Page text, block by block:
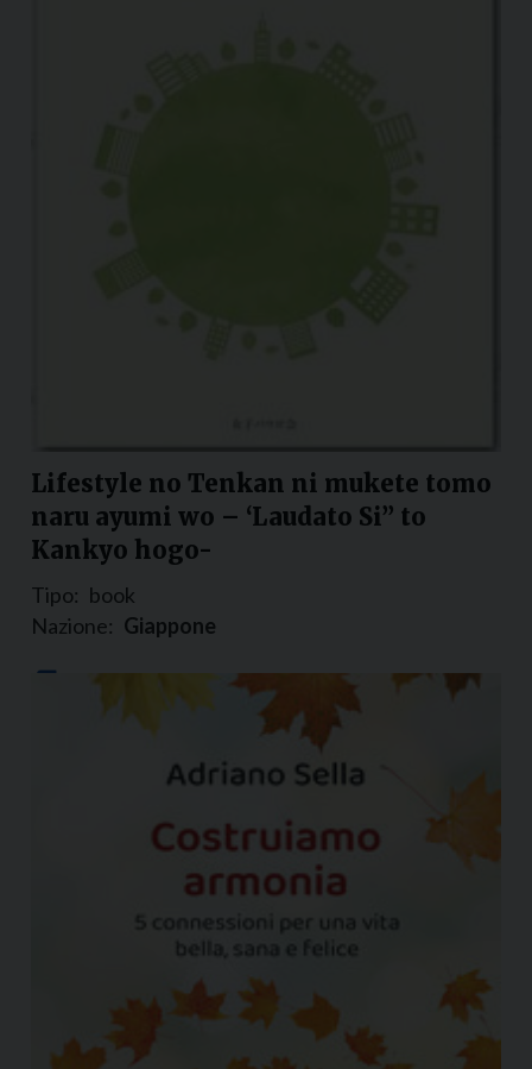
Lifestyle no Tenkan ni mukete tomo
naru ayumi wo – ‘Laudato Si” to
Kankyo hogo-
Tipo: book
Nazione: Giappone